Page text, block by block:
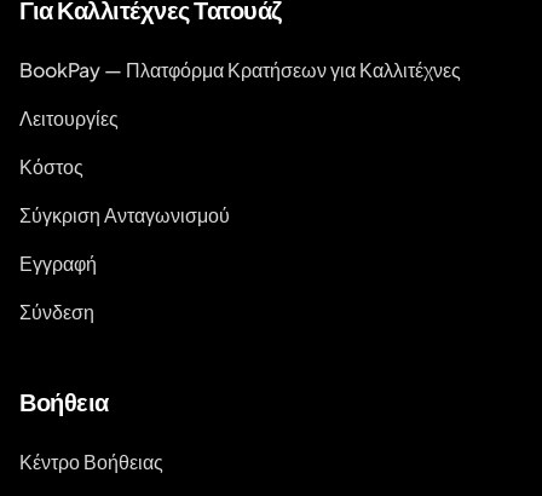
Για Καλλιτέχνες Τατουάζ
BookPay — Πλατφόρμα Κρατήσεων για Καλλιτέχνες
Λειτουργίες
Κόστος
Σύγκριση Ανταγωνισμού
Εγγραφή
Σύνδεση
Βοήθεια
Κέντρο Βοήθειας